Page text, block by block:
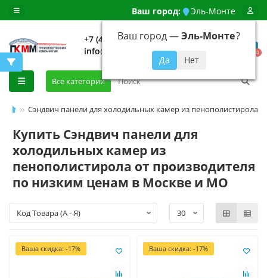
Ваш город: Эль-Монте
Ваш город —Эль-Монте?
+7 (499) 648-92-94
info@evroshtaketnikmoskva.ru
0
Все категории
Сэндвич панели для холодильных камер из пенополистирола
Купить Сэндвич панели для
холодильных камер из
пенополистирола от производителя
по низким ценам в Москве и МО
Ваша скидка: -17% Ваша скидка: -17%